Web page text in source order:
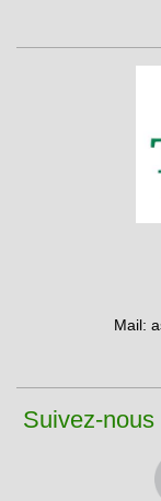
Mail:
Suivez-nous